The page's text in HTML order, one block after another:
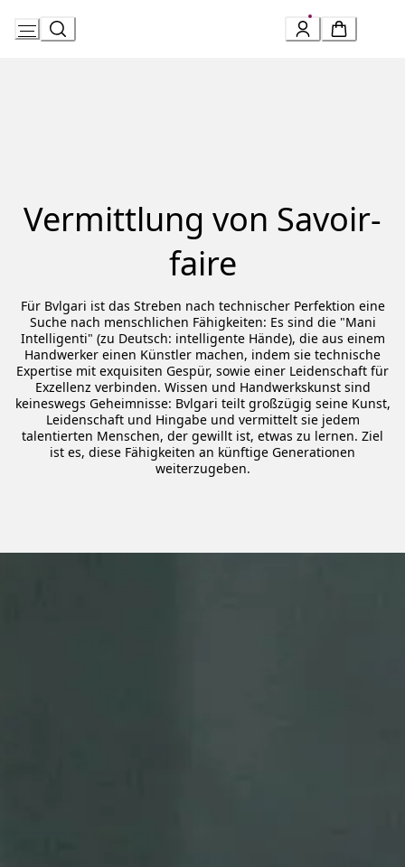
Vermittlung von Savoir-
faire
Für Bvlgari ist das Streben nach technischer Perfektion eine
Suche nach menschlichen Fähigkeiten: Es sind die "Mani
Intelligenti" (zu Deutsch: intelligente Hände), die aus einem
Handwerker einen Künstler machen, indem sie technische
Expertise mit exquisiten Gespür, sowie einer Leidenschaft für
Exzellenz verbinden. Wissen und Handwerkskunst sind
keineswegs Geheimnisse: Bvlgari teilt großzügig seine Kunst,
Leidenschaft und Hingabe und vermittelt sie jedem
talentierten Menschen, der gewillt ist, etwas zu lernen. Ziel
ist es, diese Fähigkeiten an künftige Generationen
weiterzugeben.